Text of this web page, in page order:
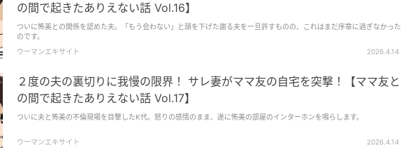
の間で起きたありえない話 Vol.16】
ついに怖美との関係を認めた夫。「もう会わない」と頭を下げた謝る夫を一旦許すものの、これはまだ序章に過ぎなかった
のです。
ウーマンエキサイト
2026.4.14
２度の夫の裏切りに我慢の限界！ サレ妻がママ友の自宅を突撃！【ママ友と
の間で起きたありえない話 Vol.17】
ついに夫と怖美の不倫現場を目撃したK代。怒りの感情のまま、遂に怖美の部屋のインターホンを鳴らします。
ウーマンエキサイト 2026.4.14